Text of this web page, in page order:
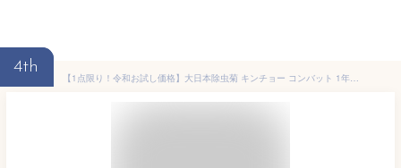
4th
【1点限り！令和お試し価格】大日本除虫菊 キンチョー コンバット 1年用 4個入 本体 医薬部外品（4987115350687）※パッケージ変更の場合あり